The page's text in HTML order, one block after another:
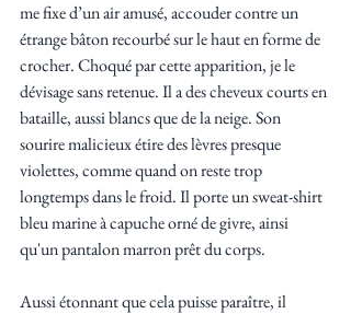
me fixe d’un air amusé, accouder contre un
étrange bâton recourbé sur le haut en forme de
crocher. Choqué par cette apparition, je le
dévisage sans retenue. Il a des cheveux courts en
bataille, aussi blancs que de la neige. Son
sourire malicieux étire des lèvres presque
violettes, comme quand on reste trop
longtemps dans le froid. Il porte un sweat-shirt
bleu marine à capuche orné de givre, ainsi
qu'un pantalon marron prêt du corps.
Aussi étonnant que cela puisse paraître, il